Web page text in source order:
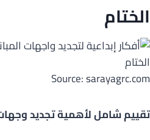
الختام
Source: sarayagrc.com
تقييم شامل لأهمية تجديد